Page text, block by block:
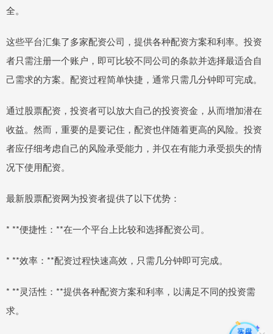
全。
这些平台汇集了多家配资公司，提供各种配资方案和利率。投资
者只需注册一个账户，即可比较不同公司的条款并选择最适合自
己需求的方案。配资过程简单快捷，通常只需几分钟即可完成。
通过股票配资，投资者可以放大自己的投资资金，从而增加潜在
收益。然而，重要的是要记住，配资也伴随着更高的风险。投资
者应仔细考虑自己的风险承受能力，并仅在有能力承受损失的情
况下使用配资。
最新股票配资网为投资者提供了以下优势：
* **便捷性：**在一个平台上比较和选择配资公司。
* **效率：**配资过程快速高效，只需几分钟即可完成。
* **灵活性：**提供各种配资方案和利率，以满足不同的投资需
求。